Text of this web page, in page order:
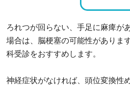
ろれつが回らない、手足に麻痺が
場合は、脳梗塞の可能性がありま
科受診をおすすめします。
神経症状がなければ、頭位変換性